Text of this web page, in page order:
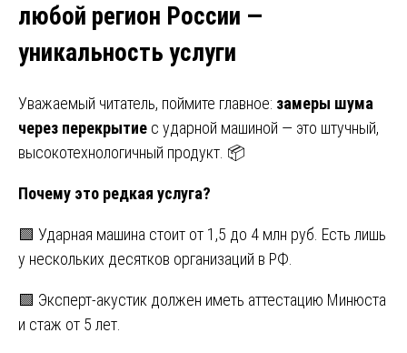
любой регион России —
уникальность услуги
Уважаемый читатель, поймите главное: замеры шума
через перекрытие с ударной машиной — это штучный,
высокотехнологичный продукт. 📦
Почему это редкая услуга?
🟩 Ударная машина стоит от 1,5 до 4 млн руб. Есть лишь
у нескольких десятков организаций в РФ.
🟩 Эксперт-акустик должен иметь аттестацию Минюста
и стаж от 5 лет.